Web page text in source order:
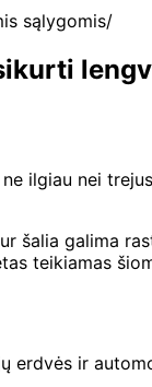
sąlygomis
ilgiau nei
šalia galima
teikiamas
erdvės ir